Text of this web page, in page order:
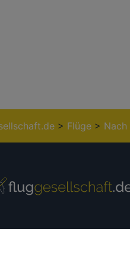
> Flüge > Nach